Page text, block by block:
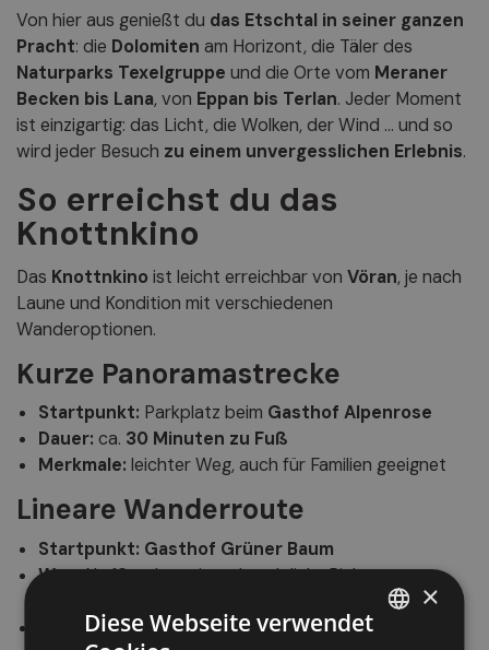
Von hier aus genießt du das Etschtal in seiner ganzen
Pracht: die Dolomiten am Horizont, die Täler des
Naturparks Texelgruppe und die Orte vom Meraner
Becken bis Lana, von Eppan bis Terlan. Jeder Moment
ist einzigartig: das Licht, die Wolken, der Wind … und so
wird jeder Besuch zu einem unvergesslichen Erlebnis.
So erreichst du das
Knottnkino
Das Knottnkino ist leicht erreichbar von Vöran, je nach
Laune und Kondition mit verschiedenen
Wanderoptionen.
Kurze Panoramastrecke
Startpunkt: Parkplatz beim Gasthof Alpenrose
Dauer: ca. 30 Minuten zu Fuß
Merkmale: leichter Weg, auch für Familien geeignet
Lineare Wanderroute
Startpunkt: Gasthof Grüner Baum
Weg:Nr.12a, abzweigend nach links Richtung
Gesamtdauer:ca.2,5 Stunden Hin- und Rückweg
×
Diese Webseite verwendet